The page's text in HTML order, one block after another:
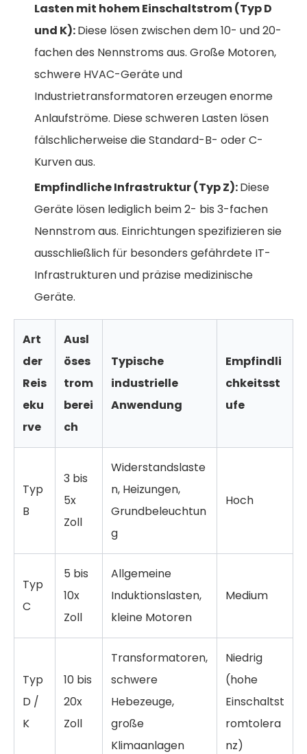
Lasten mit hohem Einschaltstrom (Typ D
und K):Diese lösen zwischen dem 10- und 20-
fachen des Nennstroms aus. Große Motoren,
schwere HVAC-Geräte und
Industrietransformatoren erzeugen enorme
Anlaufströme. Diese schweren Lasten lösen
fälschlicherweise die Standard-B- oder C-
Kurven aus.
Empfindliche Infrastruktur (Typ Z):Diese
Geräte lösen lediglich beim 2- bis 3-fachen
Nennstrom aus. Einrichtungen spezifizieren sie
ausschließlich für besonders gefährdete IT-
Infrastrukturen und präzise medizinische
Geräte.
Art
der
Reis
eku
rve
Ausl
öses
trom
berei
ch
Typische
industrielle
Anwendung
Empfindli
chkeitsst
ufe
Typ
B
3 bis
5x
Zoll
Widerstandslaste
n, Heizungen,
Grundbeleuchtun
g
Hoch
Typ
C
5 bis
10x
Zoll
Allgemeine
Induktionslasten,
kleine Motoren
Medium
Typ
D /
K
10 bis
20x
Zoll
Transformatoren,
schwere
Hebezeuge,
große
Klimaanlagen
Niedrig
(hohe
Einschaltst
romtolera
nz)